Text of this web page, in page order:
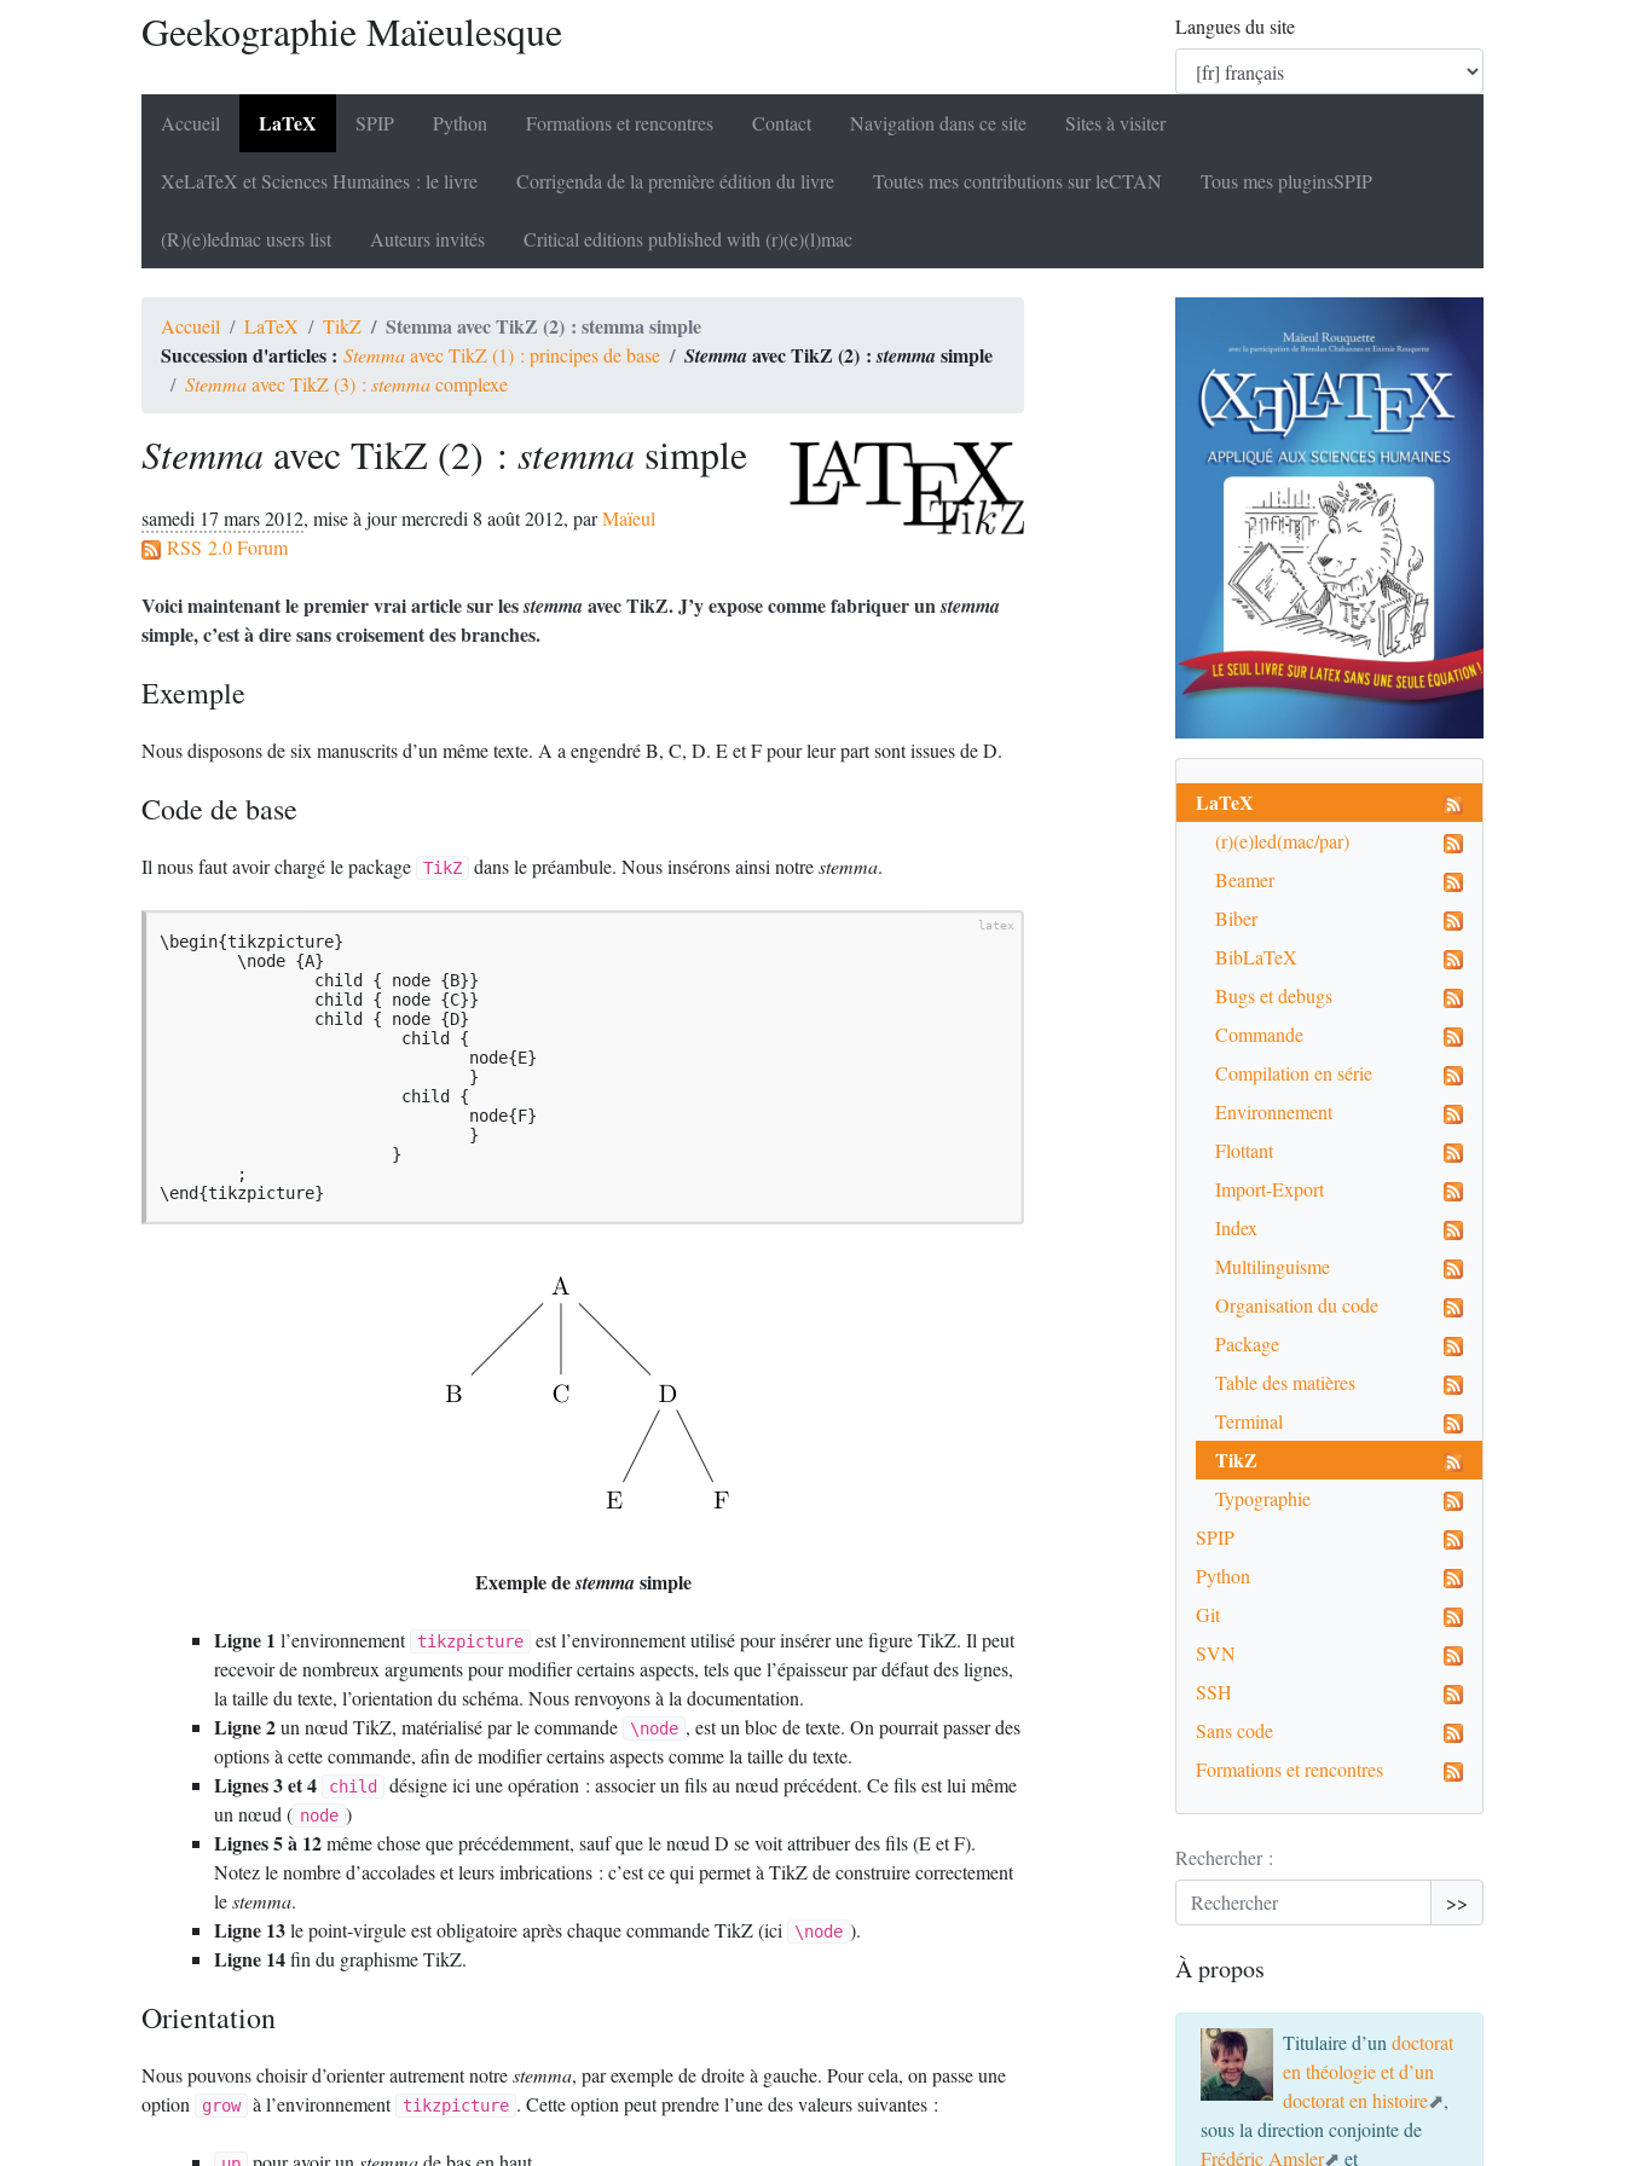
Geekographie Maïeulesque Langues du site
Accueil LaTeX SPIP Python Formations et rencontres Contact Navigation dans ce site Sites à visiter
XeLaTeX et Sciences Humaines : le livre Corrigenda de la première édition du livre Toutes mes contributions sur leCTAN Tous mes pluginsSPIP
(R)(e)ledmac users list Auteurs invités Critical editions published with (r)(e)(l)mac
Accueil LaTeX TikZ
Stemma avec TikZ (2) : stemma simple
Succession d'articles : Stemmaavec TikZ (1) : principes de base Stemmaavec TikZ (2) :stemmasimple
Stemmaavec TikZ (3) : stemmacomplexe
Stemma avec TikZ (2) : stemma simple
samedi 17 mars 2012, mise à jour mercredi 8 août 2012, parMaïeul
RSS 2.0 Forum
Voici maintenant le premier vrai article sur lesstemmaavec TikZ. J’y expose comme fabriquer unstemma
simple, c’est à dire sans croisement des branches.
Exemple
Nous disposons de six manuscrits d’un même texte. A a engendré B, C, D. E et F pour leur part sont issues de D.
Code de base
Il nous faut avoir chargé le package TikZ dans le préambule. Nous insérons ainsi notrestemma.
\begin{tikzpicture}
\end{tikzpicture}
Exemple destemmasimple
Ligne 1 l’environnement tikzpicture
est l’environnement utilisé pour insérer une figure TikZ. Il peut
recevoir de nombreux arguments pour modifier certains aspects, tels que l’épaisseur par défaut des lignes,
la taille du texte, l’orientation du schéma. Nous renvoyons à la documentation.
Ligne 2un nœud TikZ, matérialisé par le commande \node , est un bloc de texte. On pourrait passer des
options à cette commande, afin de modifier certains aspects comme la taille du texte.
Lignes 3 et 4 child
désigne ici une opération : associer un fils au nœud précédent. Ce fils est lui même
un nœud ( node )
Lignes 5 à 12même chose que précédemment, sauf que le nœud D se voit attribuer des fils (E et F).
Notez le nombre d’accolades et leurs imbrications : c’est ce qui permet à TikZ de construire correctement
lestemma.
Ligne 13le point-virgule est obligatoire après chaque commande TikZ (ici \node ).
Ligne 14fin du graphisme TikZ.
Orientation
Nous pouvons choisir d’orienter autrement notrestemma, par exemple de droite à gauche. Pour cela, on passe une
option
grow à l’environnement tikzpicture . Cette option peut prendre l’une des valeurs suivantes :
LaTeX
(r)(e)led(mac/par)
Beamer
Biber
BibLaTeX
Bugs et debugs
Commande
Compilation en série
Environnement
Flottant
Import-Export
Index
Multilinguisme
Organisation du code
Package
Table des matières
Terminal
TikZ
Typographie
SPIP
Python
Git
SVN
SSH
Sans code
Formations et rencontres
Rechercher :
>>
À propos
Titulaire d’un doctorat
en théologie et d’un
doctorat en histoire
,
sous la direction conjointe de
Frédéric Amsler
et